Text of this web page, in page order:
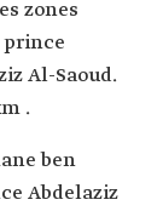
zones
prince
Al-Saoud.
.
ben
Abdelaziz